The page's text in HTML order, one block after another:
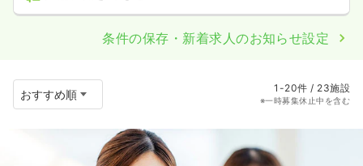
条件の保存・新着求人のお知らせ設定
1-20件 / 23施設
※一時募集休止中を含む